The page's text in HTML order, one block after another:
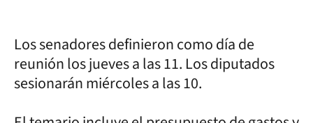
Los senadores definieron como día de
reunión los jueves a las 11. Los diputados
sesionarán miércoles a las 10.